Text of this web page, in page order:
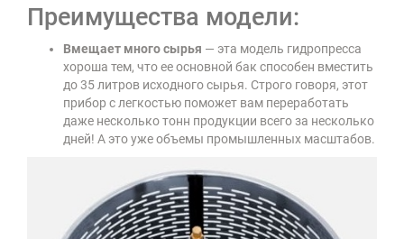
Преимущества модели:
Вмещает много сырья — эта модель гидропресса
хороша тем, что ее основной бак способен вместить
до 35 литров исходного сырья. Строго говоря, этот
прибор с легкостью поможет вам переработать
даже несколько тонн продукции всего за несколько
дней! А это уже объемы промышленных масштабов.